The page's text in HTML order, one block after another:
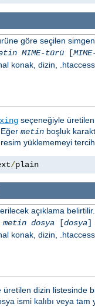
göre seçilen
MIME-türü[
konak, dizin, .htaccess
seçeneğiyle
metin boşluk
yüklememeyi
/plain
açıklama belirtilir.
metin dosya[dosya]
konak, dizin, .htaccess
üretilen dizin listesinde
ismi kalıbı veya